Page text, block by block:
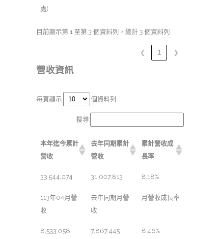
處)
目前顯示第 1 至第 3 個資料列，總計 3 個資料列
❮ 1 ❯
營收資訊
每頁顯示 個資料列
搜尋:
本年迄今累計
營收
去年同期累計
營收
累計營收成
長率
33,544,074 31,007,813 8.18%
113年04月營
收
去年同期月營
收
月營收成長率
8,533,058 7,867,445 8.46%